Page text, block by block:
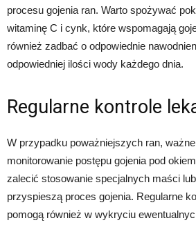
procesu gojenia ran. Warto spożywać
witaminę C i cynk, które wspomagają
również zadbać o odpowiednie
odpowiedniej ilości wody każdego dnia.
Regularne kontrole
W przypadku poważniejszych ran,
monitorowanie postępu gojenia pod
zalecić stosowanie specjalnych maści
przyspieszą proces gojenia. Regularne
pomogą również w wykryciu